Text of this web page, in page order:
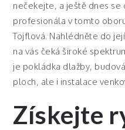
nečekejte, a ještě dnes
profesionála v tomto
Tojflová. Nahlédněte do
na vás čeká široké
je pokládka dlažby,
ploch, ale i instalace
Získejte